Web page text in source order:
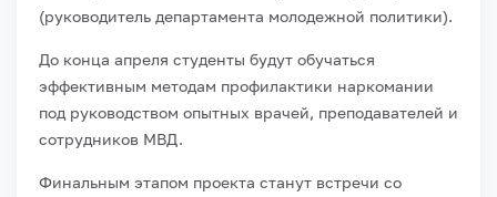
(руководитель департамента молодежной политики).
До конца апреля студенты будут обучаться
эффективным методам профилактики наркомании
под руководством опытных врачей, преподавателей и
сотрудников МВД.
Финальным этапом проекта станут встречи со